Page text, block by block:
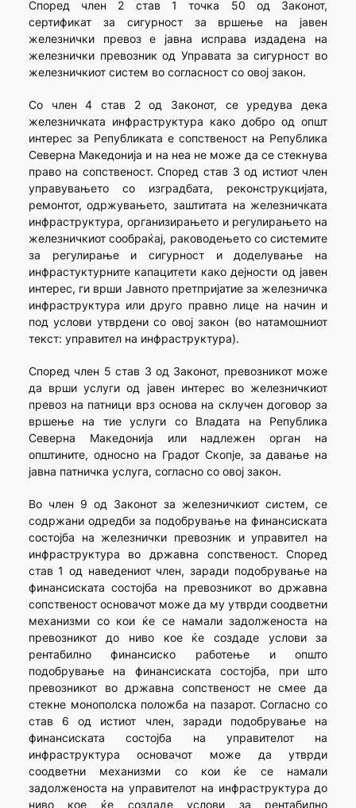
Според член 2 став 1 точка 50 од Законот,
сертификат за сигурност за вршење на јавен
железнички превоз е јавна исправа издадена на
железнички превозник од Управата за сигурност во
железничкиот систем во согласност со овој закон.
Со член 4 став 2 од Законот, се уредува дека
железничката инфраструктура како добро од општ
интерес за Републиката е сопственост на Република
Северна Македонија и на неа не може да се стекнува
право на сопственост. Според став 3 од истиот член
управувањето со изградбата, реконструкцијата,
ремонтот, одржувањето, заштитата на железничката
инфраструктура, организирањето и регулирањето на
железничкиот сообраќај, раководењето со системите
за регулирање и сигурност и доделување на
инфрастуктурните капацитети како дејности од јавен
интерес, ги врши Јавното претпријатие за железничка
инфраструктура или друго правно лице на начин и
под услови утврдени со овој закон (во натамошниот
текст: управител на инфраструктура).
Според член 5 став 3 од Законот, превозникот може
да врши услуги од јавен интерес во железничкиот
превоз на патници врз основа на склучен договор за
вршење на тие услуги со Владата на Република
Северна Македонија или надлежен орган на
општините, односно на Градот Скопје, за давање на
јавна патничка услуга, согласно со овој закон.
Во член 9 од Законот за железничкиот систем, се
содржани одредби за подобрување на финансиската
состојба на железнички превозник и управител на
инфраструктура во државна сопственост. Според
став 1 од наведениот член, заради подобрување на
финансиската состојба на превозникот во државна
сопственост основачот може да му утврди соодветни
механизми со кои ќе се намали задолженоста на
превозникот до ниво кое ќе создаде услови за
рентабилно финансиско работење и општо
подобрување на финансиската состојба, при што
превозникот во државна сопственост не смее да
стекне монополска положба на пазарот. Согласно со
став 6 од истиот член, заради подобрување на
финансиската состојба на управителот на
инфраструктура основачот може да утврди
соодветни механизми со кои ќе се намали
задолженоста на управителот на инфраструктура до
ниво кое ќе создаде услови за рентабилно